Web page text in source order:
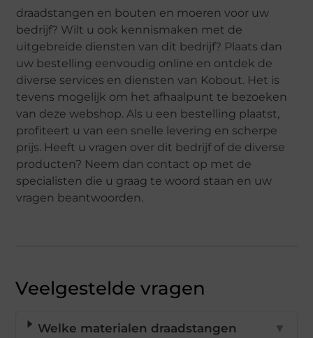
draadstangen en bouten en moeren voor uw
bedrijf? Wilt u ook kennismaken met de
uitgebreide diensten van dit bedrijf? Plaats dan
uw bestelling eenvoudig online en ontdek de
diverse services en diensten van Kobout. Het is
tevens mogelijk om het afhaalpunt te bezoeken
van deze webshop. Als u een bestelling plaatst,
profiteert u van een snelle levering en scherpe
prijs. Heeft u vragen over dit bedrijf of de diverse
producten? Neem dan contact op met de
specialisten die u graag te woord staan en uw
vragen beantwoorden.
Veelgestelde vragen
Welke materialen draadstangen
▼